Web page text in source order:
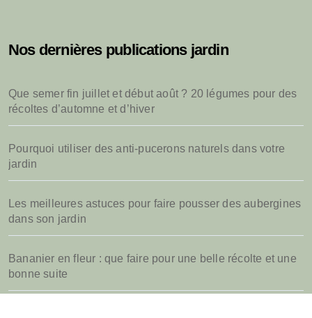
r
e
r
Nos dernières publications jardin
Que semer fin juillet et début août ? 20 légumes pour des
récoltes d’automne et d’hiver
Pourquoi utiliser des anti-pucerons naturels dans votre
jardin
Les meilleures astuces pour faire pousser des aubergines
dans son jardin
Bananier en fleur : que faire pour une belle récolte et une
bonne suite